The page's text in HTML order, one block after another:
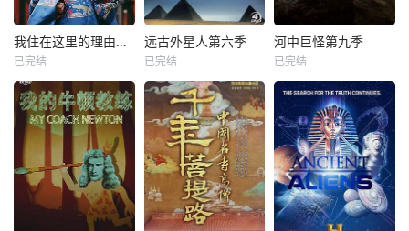
我住在这里的理由第二季
已完结
远古外星人第六季
已完结
河中巨怪第九季
已完结